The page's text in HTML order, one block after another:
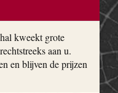
kweekt grote
aan u.
en blijven de prijzen